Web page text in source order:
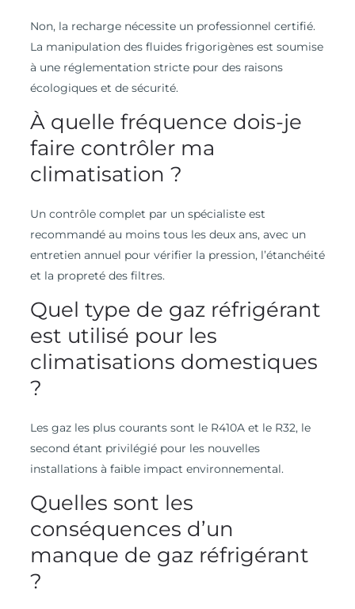
Non, la recharge nécessite un professionnel certifié.
La manipulation des fluides frigorigènes est soumise
à une réglementation stricte pour des raisons
écologiques et de sécurité.
À quelle fréquence dois-je
faire contrôler ma
climatisation ?
Un contrôle complet par un spécialiste est
recommandé au moins tous les deux ans, avec un
entretien annuel pour vérifier la pression, l’étanchéité
et la propreté des filtres.
Quel type de gaz réfrigérant
est utilisé pour les
climatisations domestiques
?
Les gaz les plus courants sont le R410A et le R32, le
second étant privilégié pour les nouvelles
installations à faible impact environnemental.
Quelles sont les
conséquences d’un
manque de gaz réfrigérant
?